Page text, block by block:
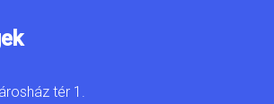
tér 1.